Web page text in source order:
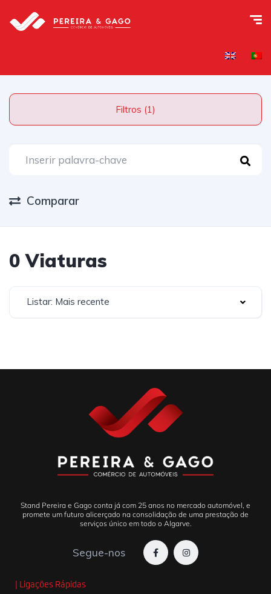
Filtros (1)
Comparar
0 Viaturas
Listar: Mais recente
Stand Pereira e Gago conta já com 25 anos no mercado automóvel, e
promete um futuro alicerçado na consolidação de uma prestação de
serviços único em todo o Algarve.
Segue-nos
| Ligações Rápidas